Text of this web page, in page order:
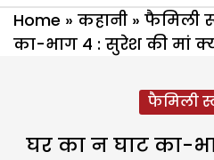
Home » कहानी » फैमिली
का-भाग 4 : सुरेश की मां
फैमिली
घर का न घाट का-